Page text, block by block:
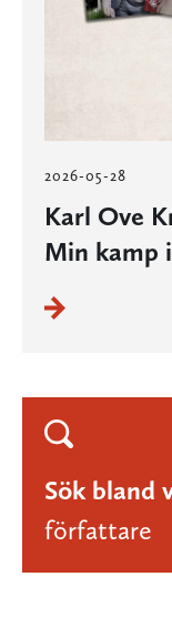
2026-05-28
Karl Ove
Min kamp
Sök bland
författare